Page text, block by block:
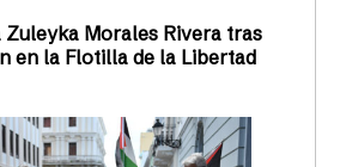
Zuleyka Morales Rivera tras
en la Flotilla de la Libertad